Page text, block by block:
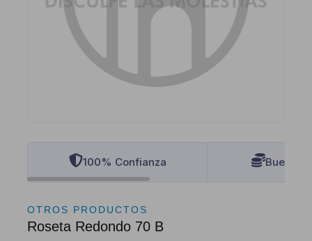
100% Confianza Buenos
OTROS PRODUCTOS
Roseta Redondo 70 B